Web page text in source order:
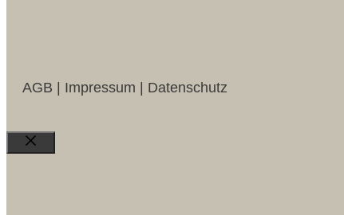
AGB | Impressum | Datenschutz
Close